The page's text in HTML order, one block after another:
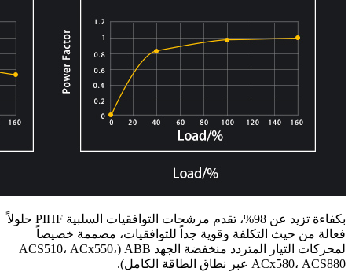
بكفاءة تزيد عن 98%، تقدم مرشحات التوافقيات السلبية PIHF حلولاً
فعالة من حيث التكلفة وقوية جداً للتوافقيات، مصممة خصيصاً
لمحركات التيار المتردد منخفضة الجهد ABB (ACS510، ACx550،
ACx580، ACS880 عبر نطاق الطاقة الكامل).